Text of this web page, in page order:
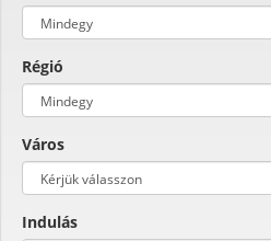
Régió
Város
Indulás